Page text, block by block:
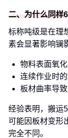
二、为什么同样
标称吨级是在理
素会显著影响镧
物料表面氧
连续作业时
板材曲率导
经验表明，搬运
可能因板材变形
完全不同。